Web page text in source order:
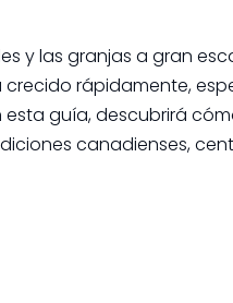
y las granjas a gran
crecido rápidamente,
guía, descubrirá
canadienses,